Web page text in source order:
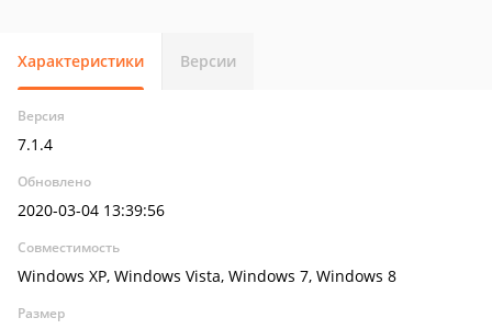
Характеристики Версии
Версия
7.1.4
Обновлено
2020-03-04 13:39:56
Совместимость
Windows XP, Windows Vista, Windows 7, Windows 8
Размер